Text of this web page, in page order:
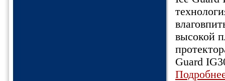
высокой
Guard